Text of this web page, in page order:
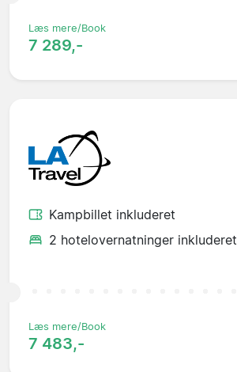
Læs mere/Book
7 289,-
Kampbillet inkluderet
2 hotelovernatninger inkluderet
Læs mere/Book
7 483,-